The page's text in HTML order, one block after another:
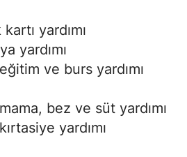
yardımı
yardımı
ve burs yardımı
bez ve süt yardımı
yardımı